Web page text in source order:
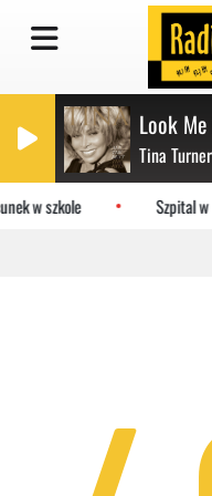
Look
Tina Turner
w szkole Szpital w